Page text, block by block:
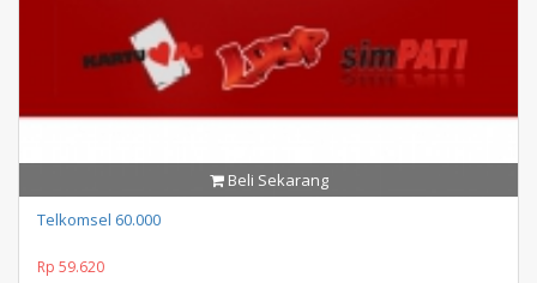
Beli Sekarang
Telkomsel 60.000
Rp 59.620